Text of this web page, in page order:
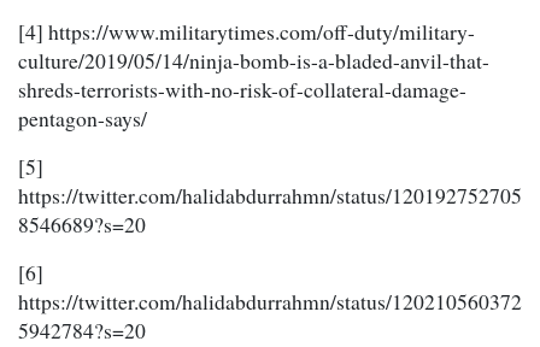
[4] https://www.militarytimes.com/off-duty/military-
culture/2019/05/14/ninja-bomb-is-a-bladed-anvil-that-
shreds-terrorists-with-no-risk-of-collateral-damage-
pentagon-says/
[5]
https://twitter.com/halidabdurrahmn/status/120192752705
8546689?s=20
[6]
https://twitter.com/halidabdurrahmn/status/120210560372
5942784?s=20